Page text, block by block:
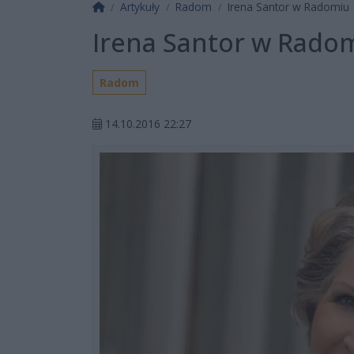
Strona główna
Artykuły Radom Irena Santor w Radomiu
Irena Santor w
Radom
14.10.2016 22:27